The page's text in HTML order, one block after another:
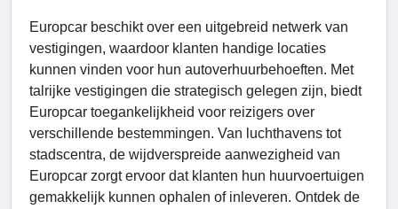
Europcar beschikt over een uitgebreid netwerk van
vestigingen, waardoor klanten handige locaties
kunnen vinden voor hun autoverhuurbehoeften. Met
talrijke vestigingen die strategisch gelegen zijn, biedt
Europcar toegankelijkheid voor reizigers over
verschillende bestemmingen. Van luchthavens tot
stadscentra, de wijdverspreide aanwezigheid van
Europcar zorgt ervoor dat klanten hun huurvoertuigen
gemakkelijk kunnen ophalen of inleveren. Ontdek de